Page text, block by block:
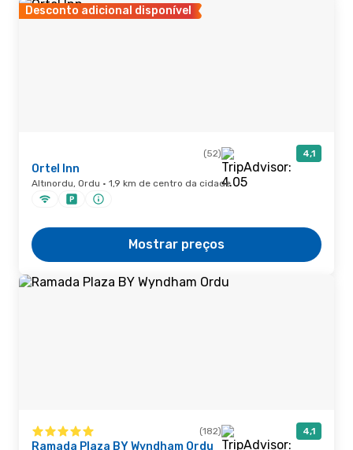
Desconto adicional disponível
(52) 4,1
Ortel Inn
Altınordu, Ordu · 1,9 km de centro da cidade
Mostrar preços
(182) 4,1
Ramada Plaza BY Wyndham Ordu